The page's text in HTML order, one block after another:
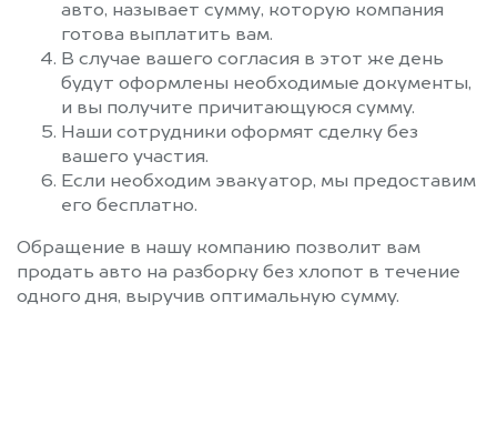
авто, называет сумму, которую компания
готова выплатить вам.
В случае вашего согласия в этот же день
будут оформлены необходимые документы,
и вы получите причитающуюся сумму.
Наши сотрудники оформят сделку без
вашего участия.
Если необходим эвакуатор, мы предоставим
его бесплатно.
Обращение в нашу компанию позволит вам
продать авто на разборку без хлопот в течение
одного дня, выручив оптимальную сумму.